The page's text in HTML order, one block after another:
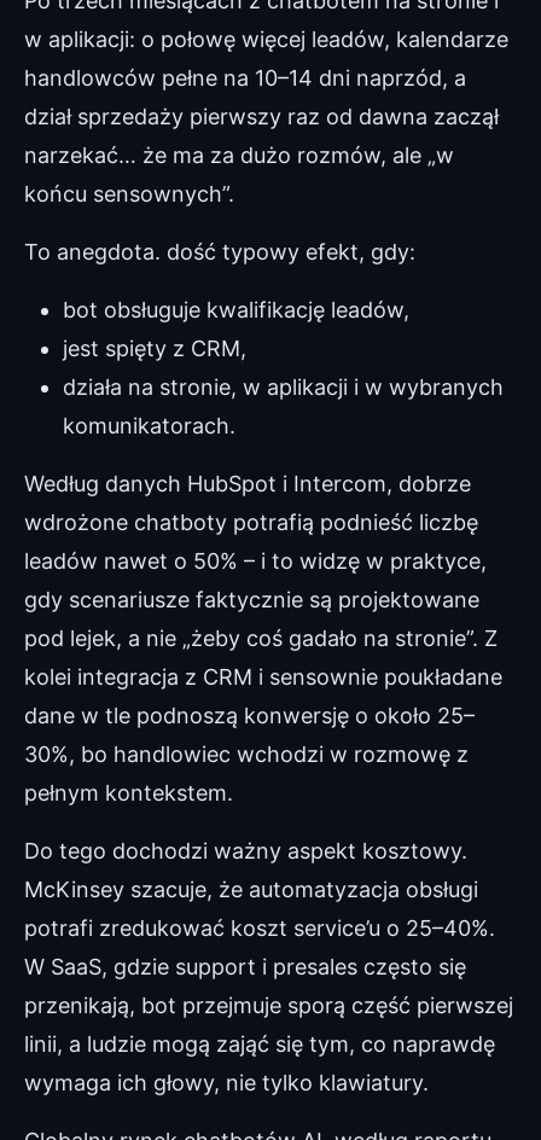
w aplikacji: o połowę więcej leadów, kalendarze
handlowców pełne na 10–14 dni naprzód, a
dział sprzedaży pierwszy raz od dawna zaczął
narzekać… że ma za dużo rozmów, ale „w
końcu sensownych”.
To anegdota. dość typowy efekt, gdy:
bot obsługuje kwalifikację leadów,
jest spięty z CRM,
działa na stronie, w aplikacji i w wybranych
komunikatorach.
Według danych HubSpot i Intercom, dobrze
wdrożone chatboty potrafią podnieść liczbę
leadów nawet o 50% – i to widzę w praktyce,
gdy scenariusze faktycznie są projektowane
pod lejek, a nie „żeby coś gadało na stronie”. Z
kolei integracja z CRM i sensownie poukładane
dane w tle podnoszą konwersję o około 25–
30%, bo handlowiec wchodzi w rozmowę z
pełnym kontekstem.
Do tego dochodzi ważny aspekt kosztowy.
McKinsey szacuje, że automatyzacja obsługi
potrafi zredukować koszt service’u o 25–40%.
W SaaS, gdzie support i presales często się
przenikają, bot przejmuje sporą część pierwszej
linii, a ludzie mogą zająć się tym, co naprawdę
wymaga ich głowy, nie tylko klawiatury.